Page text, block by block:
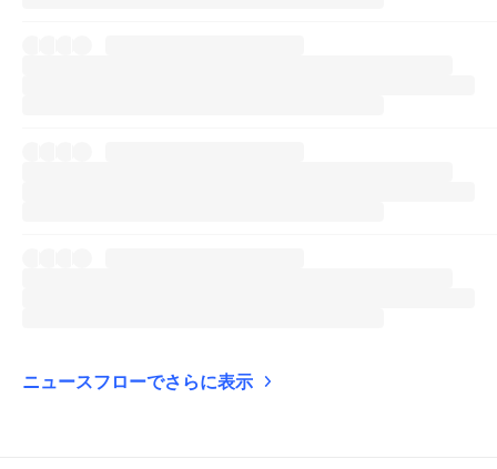
ニュースフローでさらに表示